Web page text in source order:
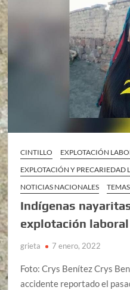
CINTILLO
EXPLOTACIÓN
EXPLOTACIÓN Y PRECARIEDAD
NOTICIAS NACIONALES
Indígenas
explotación
grieta 7 enero, 2022
Foto: Crys Benítez Crys
accidente reportado el